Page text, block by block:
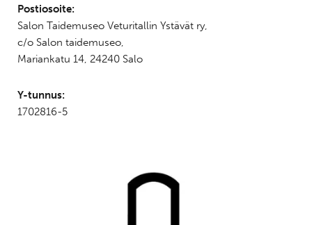
Postiosoite:
Salon Taidemuseo Veturitallin Ystävät ry,
c/o Salon taidemuseo,
Mariankatu 14, 24240 Salo
Y-tunnus:
1702816-5